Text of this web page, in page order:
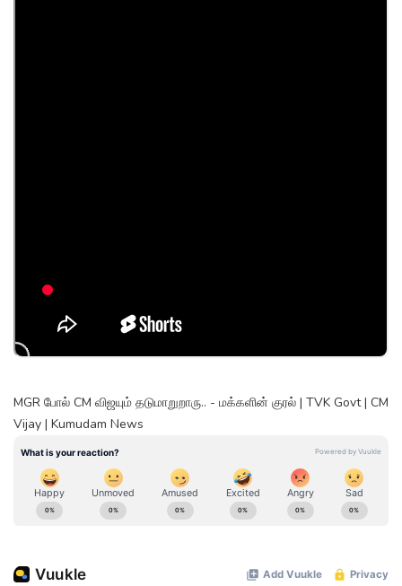
MGR போல் CM விஜயும் தடுமாறுறாரு.. - மக்களின் குரல் | TVK Govt | CM
Vijay | Kumudam News